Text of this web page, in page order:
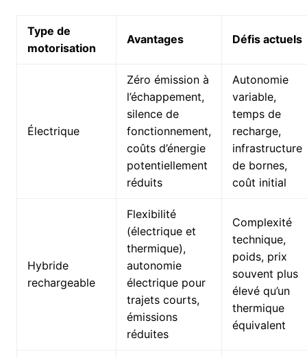
Type de
motorisation
Avantages Défis actuels
Électrique
Zéro émission à
l’échappement,
silence de
fonctionnement,
coûts d’énergie
potentiellement
réduits
Autonomie
variable,
temps de
recharge,
infrastructure
de bornes,
coût initial
Hybride
rechargeable
Flexibilité
(électrique et
thermique),
autonomie
électrique pour
trajets courts,
émissions
réduites
Complexité
technique,
poids, prix
souvent plus
élevé qu’un
thermique
équivalent